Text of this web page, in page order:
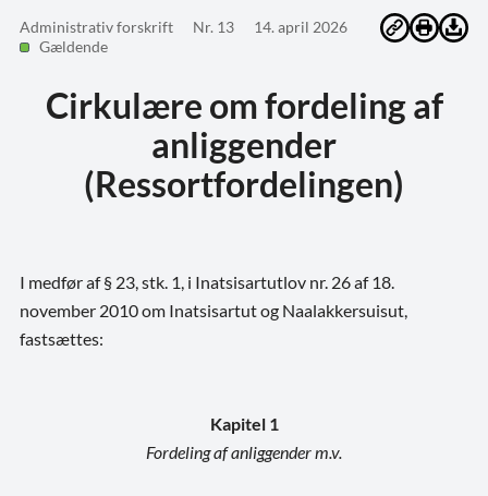
Administrativ forskrift Nr. 13
14. april 2026
Gældende
Cirkulære om fordeling af
anliggender
(Ressortfordelingen)
I medfør af § 23, stk. 1, i Inatsisartutlov nr. 26 af 18.
november 2010 om Inatsisartut og Naalakkersuisut,
fastsættes:
Kapitel 1
Fordeling af anliggender m.v.